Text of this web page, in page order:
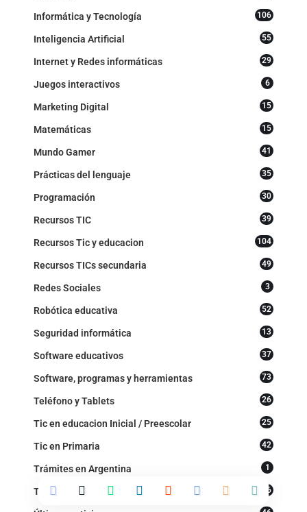
Informática y Tecnología 106
Inteligencia Artificial 55
Internet y Redes informáticas 29
Juegos interactivos 6
Marketing Digital 15
Matemáticas 15
Mundo Gamer 41
Prácticas del lenguaje 35
Programación 30
Recursos TIC 39
Recursos Tic y educacion 104
Recursos TICs secundaria 49
Redes Sociales 3
Robótica educativa 52
Seguridad informática 13
Software educativos 37
Software, programas y herramientas 73
Teléfono y Tablets 26
Tic en educacion Inicial / Preescolar 25
Tic en Primaria 42
Trámites en Argentina 1
Tutoriales 26